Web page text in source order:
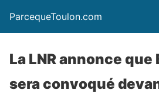
ParcequeToulon.com
La LNR annonce que
sera convoqué